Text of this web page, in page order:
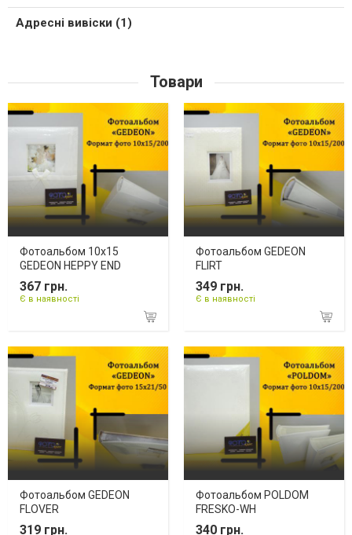
Адресні вивіски (1)
Товари
Фотоальбом 10х15
GEDEON HEPPY END
367 грн.
Є в наявності
Фотоальбом GEDEON
FLIRT
349 грн.
Є в наявності
Фотоальбом GEDEON
FLOVER
319 грн.
Фотоальбом POLDOM
FRESKO-WH
340 грн.